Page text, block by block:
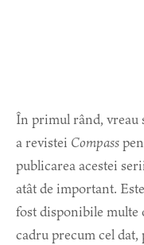
În primul rând, vreau
a revistei Compass
publicarea acestei
atât de important.
fost disponibile
cadru precum cel